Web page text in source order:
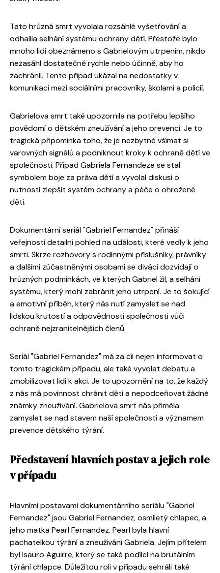
Tato hrůzná smrt vyvolala rozsáhlé vyšetřování a
odhalila selhání systému ochrany dětí. Přestože bylo
mnoho lidí obeznámeno s Gabrielovým utrpením, nikdo
nezasáhl dostatečně rychle nebo účinně, aby ho
zachránil. Tento případ ukázal na nedostatky v
komunikaci mezi sociálními pracovníky, školami a policií.
Gabrielova smrt také upozornila na potřebu lepšího
povědomí o dětském zneužívání a jeho prevenci. Je to
tragická připomínka toho, že je nezbytné všímat si
varovných signálů a podniknout kroky k ochraně dětí ve
společnosti. Případ Gabriela Fernandeze se stal
symbolem boje za práva dětí a vyvolal diskusi o
nutnosti zlepšit systém ochrany a péče o ohrožené
děti.
Dokumentární seriál "Gabriel Fernandez" přináší
veřejnosti detailní pohled na události, které vedly k jeho
smrti. Skrze rozhovory s rodinnými příslušníky, právníky
a dalšími zúčastněnými osobami se diváci dozvídají o
hrůzných podmínkách, ve kterých Gabriel žil, a selhání
systému, který mohl zabránit jeho utrpení. Je to šokující
a emotivní příběh, který nás nutí zamyslet se nad
lidskou krutostí a odpovědností společnosti vůči
ochraně nejzranitelnějších členů.
Seriál "Gabriel Fernandez" má za cíl nejen informovat o
tomto tragickém případu, ale také vyvolat debatu a
zmobilizovat lidi k akci. Je to upozornění na to, že každý
z nás má povinnost chránit děti a nepodceňovat žádné
známky zneužívání. Gabrielova smrt nás přiměla
zamyslet se nad stavem naší společnosti a významem
prevence dětského týrání.
Představení hlavních postav a jejich role
v případu
Hlavními postavami dokumentárního seriálu "Gabriel
Fernandez" jsou Gabriel Fernandez, osmiletý chlapec, a
jeho matka Pearl Fernandez. Pearl byla hlavní
pachatelkou týrání a zneužívání Gabriela. Jejím přítelem
byl Isauro Aguirre, který se také podílel na brutálním
týrání chlapce. Důležitou roli v případu sehráli také